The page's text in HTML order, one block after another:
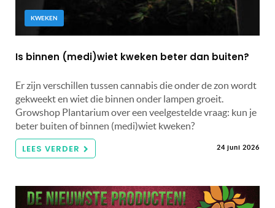
KWEKEN
Is binnen (medi)wiet kweken beter dan buiten?
Er zijn verschillen tussen cannabis die onder de zon wordt
gekweekt en wiet die binnen onder lampen groeit.
Growshop Plantarium over een veelgestelde vraag: kun je
beter buiten of binnen (medi)wiet kweken?
LEES VERDER 24 juni 2026